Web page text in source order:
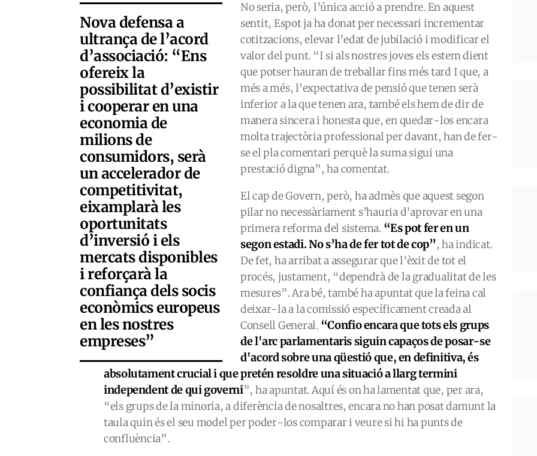
Nova defensa a
ultrança de l’acord
d’associació: “Ens
ofereix la
possibilitat d’existir
i cooperar en una
economia de
milions de
consumidors, serà
un accelerador de
competitivitat,
eixamplarà les
oportunitats
d’inversió i els
mercats disponibles
i reforçarà la
confiança dels socis
econòmics europeus
en les nostres
empreses”
No seria, però, l’única acció a prendre. En aquest
sentit, Espot ja ha donat per necessari incrementar
cotitzacions, elevar l’edat de jubilació i modificar el
valor del punt. “I si als nostres joves els estem dient
que potser hauran de treballar fins més tard I que, a
més a més, l'expectativa de pensió que tenen serà
inferior a la que tenen ara, també els hem de dir de
manera sincera i honesta que, en quedar-los encara
molta trajectòria professional per davant, han de fer-
se el pla comentari perquè la suma sigui una
prestació digna”, ha comentat.
El cap de Govern, però, ha admès que aquest segon
pilar no necessàriament s’hauria d’aprovar en una
primera reforma del sistema. “Es pot fer en un
segon estadi. No s’ha de fer tot de cop”, ha indicat.
De fet, ha arribat a assegurar que l’èxit de tot el
procés, justament, “dependrà de la gradualitat de les
mesures”. Ara bé, també ha apuntat que la feina cal
deixar-la a la comissió específicament creada al
Consell General. “Confio encara que tots els grups
de l'arc parlamentaris siguin capaços de posar-se
d'acord sobre una qüestió que, en definitiva, és
absolutament crucialique pretén resoldre una situació a llarg termini
independent de qui governi”, ha apuntat. Aquí és on ha lamentat que, per ara,
“els grups de la minoria, a diferència de nosaltres, encara no han posat damunt la
taula quin és el seu model per poder-los comparar i veure si hi ha punts de
confluència”.